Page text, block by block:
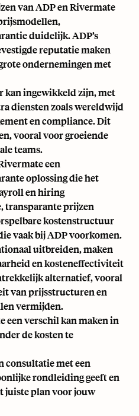
van ADP en Rivermate
duidelijk. ADP’s
reputatie maken
ondernemingen met
kan ingewikkeld zijn, met
diensten zoals wereldwijd
en compliance. Dit
vooral voor groeiende
teams.
een
oplossing die het
en hiring
transparante prijzen
kostenstructuur
vaak bij ADP voorkomen.
uitbreiden, maken
en kosteneffectiviteit
alternatief, vooral
van prijsstructuren en
vermijden.
een verschil kan maken in
de kosten te
consultatiemet een
rondleiding geeft en
juiste plan voor jouw